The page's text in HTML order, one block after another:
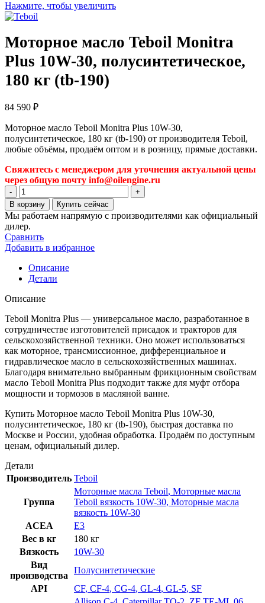
Нажмите, чтобы увеличить
Моторное масло Teboil Monitra
Plus 10W-30, полусинтетическое,
180 кг (tb-190)
84 590 ₽
Моторное масло Teboil Monitra Plus 10W-30,
полусинтетическое, 180 кг (tb-190) от производителя Teboil,
любые объёмы, продаём оптом и в розницу, прямые доставки.
Свяжитесь с менеджером для уточнения актуальной цены
через общую почту info@oilengine.ru
Количество
товара
Моторное
масло
Teboil
Monitra
Plus
10W-
30,
полусинтетическое,
180
(tb-
190)
В корзину Купить сейчас
Мы работаем напрямую с производителями как официальный
дилер.
Сравнить
Добавить в избранное
Описание
Детали
Описание
Teboil Monitra Plus — универсальное масло, разработанное в
сотрудничестве изготовителей присадок и тракторов для
сельскохозяйственной техники. Оно может использоваться
как моторное, трансмиссионное, дифференциальное и
гидравлическое масло в сельскохозяйственных машинах.
Благодаря внимательно выбранным фрикционным свойствам
масло Teboil Monitra Plus подходит также для муфт отбора
мощности и тормозов в масляной ванне.
Купить Моторное масло Teboil Monitra Plus 10W-30,
полусинтетическое, 180 кг (tb-190), быстрая доставка по
Москве и России, удобная обработка. Продаём по доступным
ценам, официальный дилер.
Детали
Производитель Teboil
Группа
Моторные масла Teboil, Моторные масла
Teboil вязкость 10W-30, Моторные масла
вязкость 10W-30
ACEA
E3
Вес в кг
180 кг
Вязкость
10W-30
Вид
производства
Полусинтетические
API
CF, CF-4, CG-4, GL-4, GL-5, SF